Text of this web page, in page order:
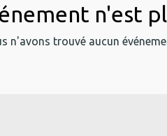
n'est
n'avons trouvé aucun